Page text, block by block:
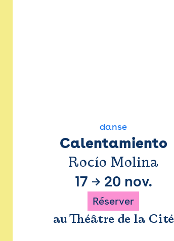
danse
Calentamiento
Rocío Molina
17 → 20 nov.
Réserver
au Théâtre de la Cité